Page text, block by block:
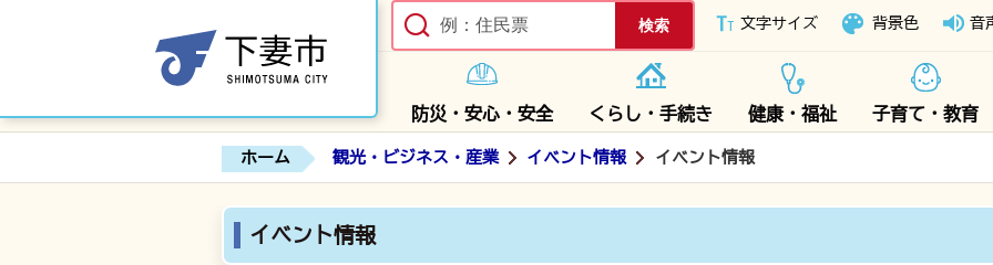
下妻市ホームページ
文字サイズ 背景色 音
防災・安心・安全 くらし・手続き 健康・福祉 子育て・教育
ホーム 観光・ビジネス・産業 イベント情報 イベント情報
イベント情報